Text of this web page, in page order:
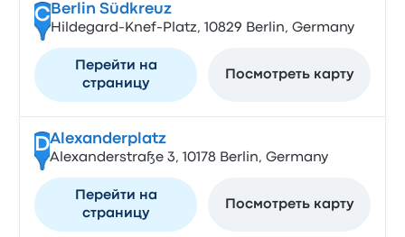
CBerlin Südkreuz
Hildegard-Knef-Platz, 10829 Berlin, Germany
Перейти на
страницу
Посмотреть карту
DAlexanderplatz
Alexanderstraße 3, 10178 Berlin, Germany
Перейти на
страницу
Посмотреть карту